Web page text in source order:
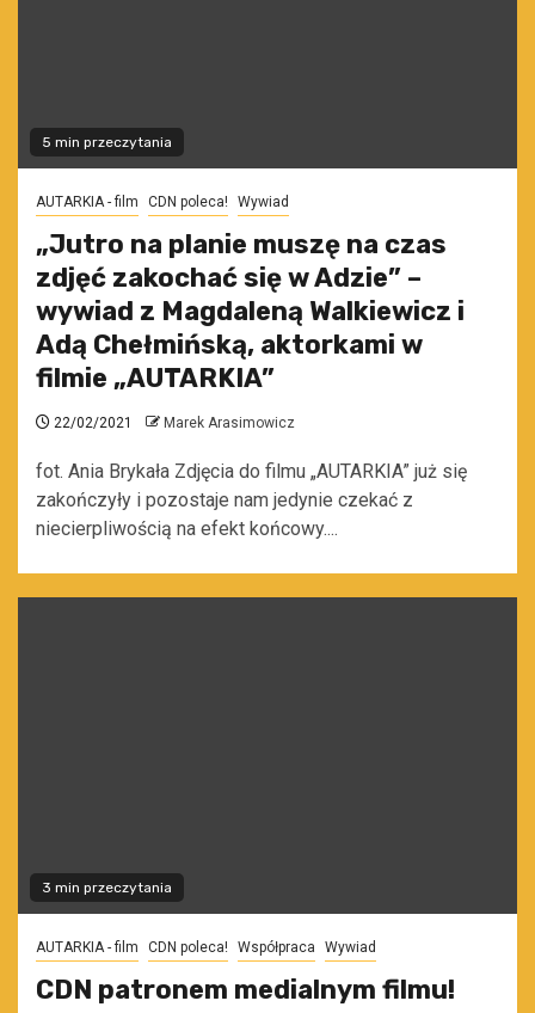
5 min przeczytania
AUTARKIA - film CDN poleca! Wywiad
„Jutro na planie muszę na czas
zdjęć zakochać się w Adzie” –
wywiad z Magdaleną Walkiewicz i
Adą Chełmińską, aktorkami w
filmie „AUTARKIA”
22/02/2021 Marek Arasimowicz
fot. Ania Brykała Zdjęcia do filmu „AUTARKIA” już się
zakończyły i pozostaje nam jedynie czekać z
niecierpliwością na efekt końcowy....
3 min przeczytania
AUTARKIA - film CDN poleca! Współpraca Wywiad
CDN patronem medialnym filmu!